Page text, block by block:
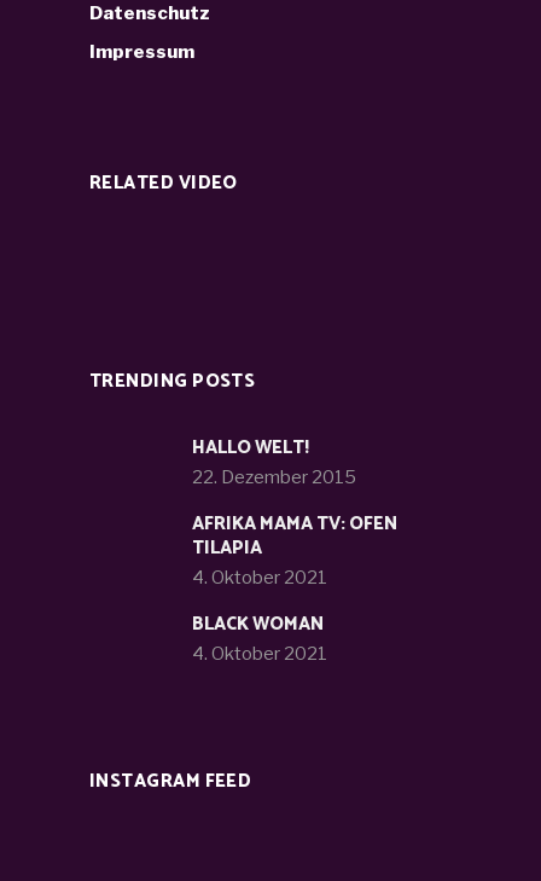
Datenschutz
Impressum
RELATED VIDEO
TRENDING POSTS
HALLO WELT!
22. Dezember 2015
AFRIKA MAMA TV: OFEN
TILAPIA
4. Oktober 2021
BLACK WOMAN
4. Oktober 2021
INSTAGRAM FEED